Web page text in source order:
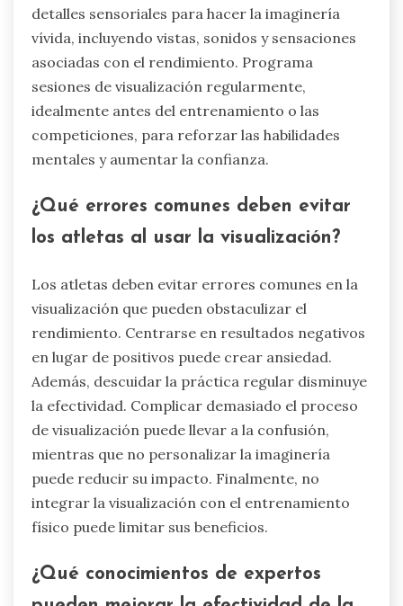
detalles sensoriales para hacer la imaginería
vívida, incluyendo vistas, sonidos y sensaciones
asociadas con el rendimiento. Programa
sesiones de visualización regularmente,
idealmente antes del entrenamiento o las
competiciones, para reforzar las habilidades
mentales y aumentar la confianza.
¿Qué errores comunes deben evitar
los atletas al usar la visualización?
Los atletas deben evitar errores comunes en la
visualización que pueden obstaculizar el
rendimiento. Centrarse en resultados negativos
en lugar de positivos puede crear ansiedad.
Además, descuidar la práctica regular disminuye
la efectividad. Complicar demasiado el proceso
de visualización puede llevar a la confusión,
mientras que no personalizar la imaginería
puede reducir su impacto. Finalmente, no
integrar la visualización con el entrenamiento
físico puede limitar sus beneficios.
¿Qué conocimientos de expertos